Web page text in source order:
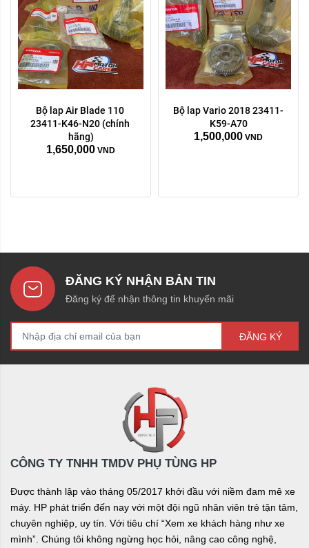
Bộ lap Air Blade 110
23411-K46-N20 (chính
hãng)
1,650,000 VND
Bộ lap Vario 2018 23411-
K59-A70
1,500,000 VND
ĐĂNG KÝ NHẬN BẢN TIN
Đăng ký để nhận thông tin khuyến mãi
ĐĂNG KÝ
CÔNG TY TNHH TMDV PHỤ TÙNG HP
Được thành lập vào tháng 05/2017 khởi đầu với niềm đam mê xe
máy. HP phát triển đến nay với một đội ngũ nhân viên trẻ tận tâm,
chuyên nghiệp, uy tín. Với tiêu chí “Xem xe khách hàng như xe
mình”. Chúng tôi không ngừng học hỏi, nâng cao công nghệ,